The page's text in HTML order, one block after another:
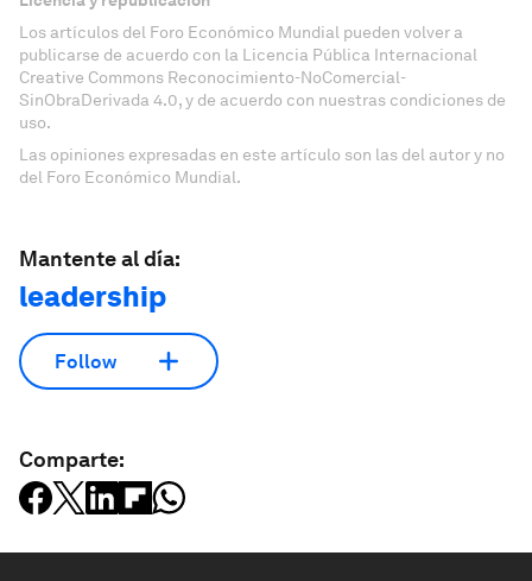
Los artículos del Foro Económico Mundial pueden volver a
publicarse de acuerdo con la Licencia Pública Internacional
Creative Commons Reconocimiento-NoComercial-
SinObraDerivada 4.0, y de acuerdo con nuestras condiciones de
uso.
Las opiniones expresadas en este artículo son las del autor y no
del Foro Económico Mundial.
Mantente al día:
leadership
Follow
Comparte: